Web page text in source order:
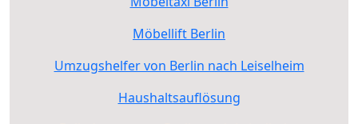
Möbellift Berlin
Umzugshelfer von Berlin nach Leiselheim
Haushaltsauflösung